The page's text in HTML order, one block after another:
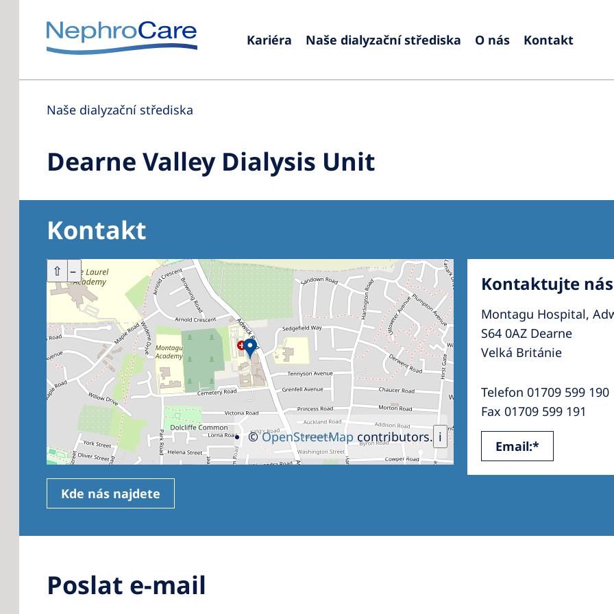
Kariéra Naše dialyzační střediska O nás Kontakt
Europe
Poland
Portugal
Romania
Russia
Asia Pacific
Asia Pacific
Australia
Philippines
Naše dialyzační střediska
Dearne Valley Dialysis Unit
Kontakt
+ –
⇧
i
©OpenStreetMap contributors.
Kde nás najdete
Kontaktujte nás
Montagu Hospital,
S64 0AZ Dearne
Velká Británie
Telefon 01709 599 190
Fax 01709 599 191
Email:*
Poslat e-mail